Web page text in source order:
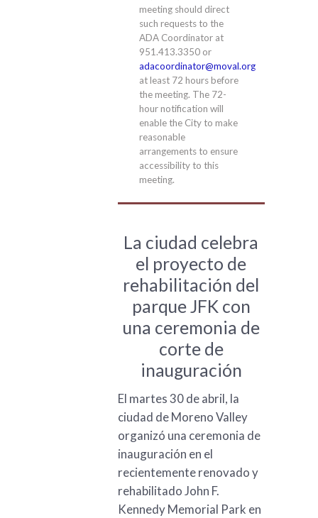
meeting should direct
such requests to the
ADA Coordinator at
951.413.3350 or
adacoordinator@moval.org
at least 72 hours before
the meeting. The 72-
hour notification will
enable the City to make
reasonable
arrangements to ensure
accessibility to this
meeting.
La ciudad celebra
el proyecto de
rehabilitación del
parque JFK con
una ceremonia de
corte de
inauguración
El martes 30 de abril, la
ciudad de Moreno Valley
organizó una ceremonia de
inauguración en el
recientemente renovado y
rehabilitado John F.
Kennedy Memorial Park en